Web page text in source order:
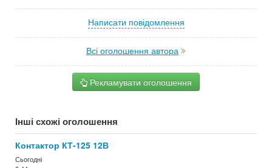
Написати повідомлення
Всі оголошення автора
Рекламувати оголошення
Інші схожі оголошення
Контактор КТ-125 12В
Сьогодні